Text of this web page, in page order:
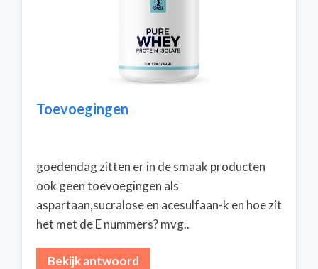
Toevoegingen
goedendag zitten er in de smaak producten
ook geen toevoegingen als
aspartaan,sucralose en acesulfaan-k en hoe zit
het met de E nummers? mvg..
Bekijk antwoord